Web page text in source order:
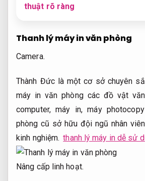
thuật rõ ràng
Thanh lý máy in văn phòng
Camera.
Thành Đức là một cơ sở chuyên
máy in văn phòng các đồ vật
computer, máy in, máy
phòng cũ sở hữu đội ngũ nhân
kinh nghiệm. thanh lý máy in dễ sử
Nâng cấp linh hoạt.